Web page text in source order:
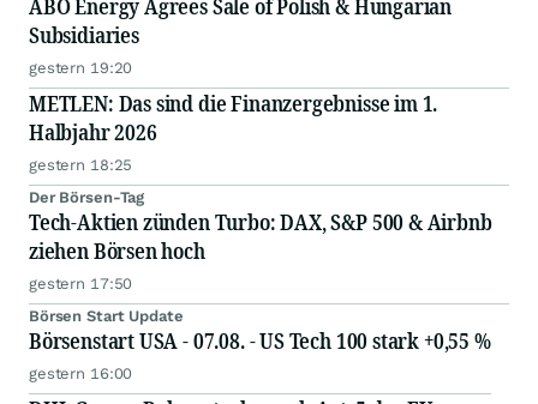
ABO Energy Agrees Sale of Polish & Hungarian
Subsidiaries
gestern 19:20
METLEN: Das sind die Finanzergebnisse im 1.
Halbjahr 2026
gestern 18:25
Der Börsen-Tag
Tech-Aktien zünden Turbo: DAX, S&P 500 & Airbnb
ziehen Börsen hoch
gestern 17:50
Börsen Start Update
Börsenstart USA - 07.08. - US Tech 100 stark +0,55 %
gestern 16:00